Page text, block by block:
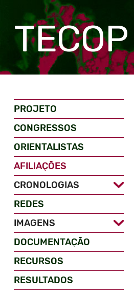
TECOP
PROJETO
CONGRESSOS
ORIENTALISTAS
AFILIAÇÕES
CRONOLOGIAS
REDES
IMAGENS
DOCUMENTAÇÃO
RECURSOS
RESULTADOS